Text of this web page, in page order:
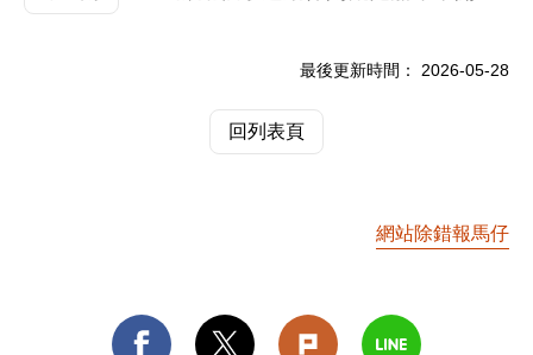
最後更新時間： 2026-05-28
回列表頁
網站除錯報馬仔